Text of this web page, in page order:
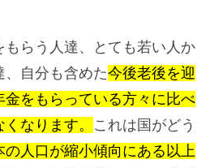
もらう人達、とても若い人か
、自分も含めた今後老後を迎
金をもらっている方々に比べ
なります。 これは国がどう
の人口が縮小傾向にある以上